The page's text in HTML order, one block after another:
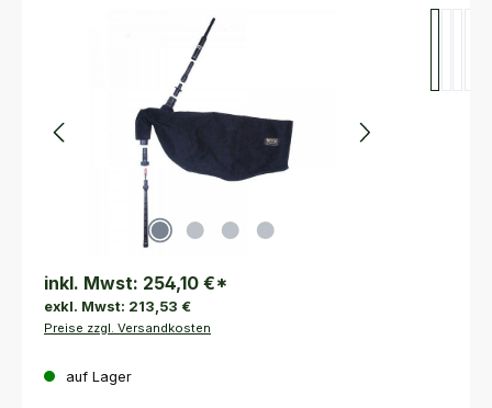
Bildergalerie überspringen
inkl. Mwst: 254,10 €*
exkl. Mwst: 213,53 €
Preise zzgl. Versandkosten
auf Lager